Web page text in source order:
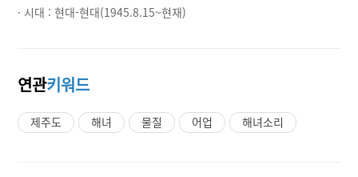
· 시대 :현대-현대(1945.8.15~현재)
연관키워드
제주도 해녀 물질 어업 해녀소리